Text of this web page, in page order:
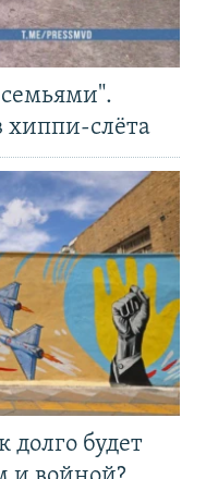
хиппи-слёта
долго будет